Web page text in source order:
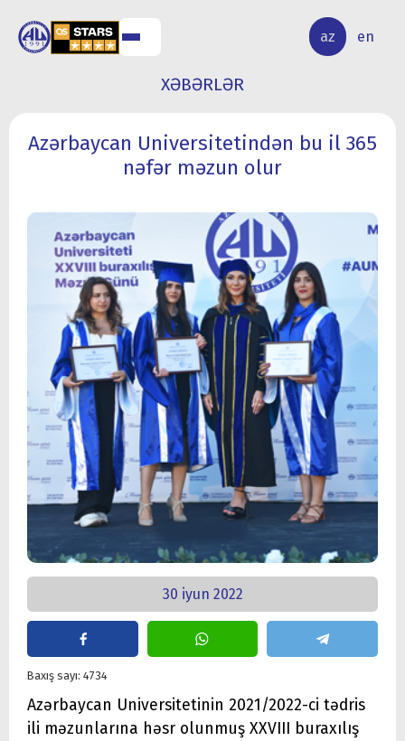
az en
ELMİ
TƏDQİQAT
XƏBƏRLƏR
Azərbaycan Universitetindən bu il 365
nəfər məzun olur
30 iyun 2022
Baxış sayı: 4734
Azərbaycan Universitetinin 2021/2022-ci tədris
ili məzunlarına həsr olunmuş XXVIII buraxılış